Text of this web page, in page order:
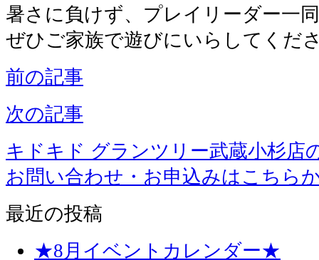
暑さに負けず、プレイリーダー一
ぜひご家族で遊びにいらしてくだ
前の記事
次の記事
キドキド グランツリー武蔵小杉店
お問い合わせ・お申込みはこちら
最近の投稿
★8月イベントカレンダー★